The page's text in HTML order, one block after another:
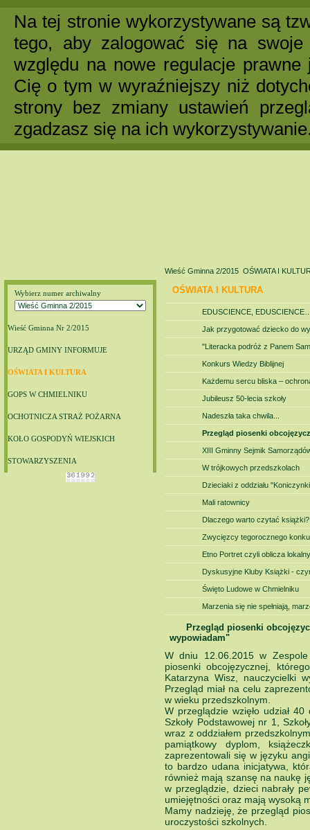
Na tej stronie wykorzystywane są
tego, aby zalogować się na
względu na nowe regulacje
Cię o tym w wyraźniejszy niż
strony bez zmiany ustawień
zgadzasz się na ich
Wybierz numer archiwalny
Wieść Gminna Nr 2/2015
URZĄD GMINY INFORMUJE
OŚWIATA I KULTURA
GOPS W CHMIELNIKU
OCHOTNICZA STRAŻ POŻARNA
KOŁO GOSPODYŃ WIEJSKICH
STOWARZYSZENIA
Wieść Gminna 2/2015 OŚWIATA I
OŚWIATA I KULTURA
EDUSCIENCE,
Jak przygotować dziecko do
"Literacka podróż z Panem
Konkurs Wiedzy Biblijnej
Każdemu sercu bliska –
Jubileusz 50-lecia szkoły
Nadeszła taka chwila...
Przegląd piosenki
XIII Gminny Sejmik
W trójkowych przedszkolach
Dzieciaki z oddziału
Mali ratownicy
Dlaczego warto czytać książki?
Zwycięzcy tegorocznego
Etno Portret czyli oblicza
Dyskusyjne Kluby Książki -
Święto Ludowe w Chmielniku
Marzenia się nie spełniają,
Przegląd piosenki
wypowiadam"
W dniu 12.06.2015 w
piosenki obcojęzycznej,
Katarzyna Wisz, nauczycielki
Przegląd miał na celu
w wieku przedszkolnym.
W przeglądzie wzięło udział
Szkoły Podstawowej nr 1,
wraz z oddziałem
pamiątkowy dyplom,
zaprezentowali się w języku
to bardzo udana inicjatywa,
również mają szansę na naukę
w przeglądzie, dzieci nabrały
umiejętności oraz mają wysoką
Mamy nadzieję, że przegląd
uroczystości szkolnych.